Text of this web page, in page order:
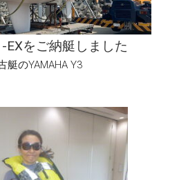
EXをご納艇しました
艇のYAMAHA Y3